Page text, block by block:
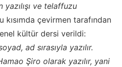
yazılışı ve telaffuzu
çevirmen tarafından
kültür dersi verildi:
ad sırasıyla yazılır.
Şiro olarak yazılır, yani